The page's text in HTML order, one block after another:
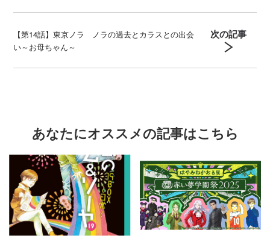
【第14話】東京ノラ ノラの過去とカラスとの出会
い～お母ちゃん～
次の記事
あなたにオススメの記事はこちら